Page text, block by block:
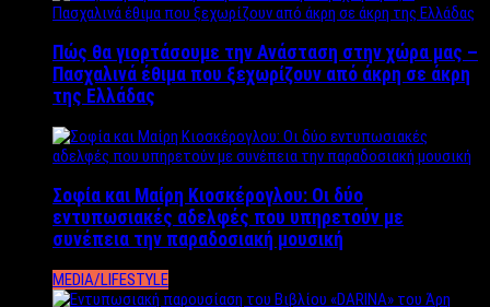
Πώς θα γιορτάσουμε την Ανάσταση στην χώρα μας –
Πασχαλινά έθιμα που ξεχωρίζουν από άκρη σε άκρη
της Ελλάδας
Σοφία και Μαίρη Κιοσκέρογλου: Οι δύο
εντυπωσιακές αδελφές που υπηρετούν με
συνέπεια την παραδοσιακή μουσική
MEDIA/LIFESTYLE